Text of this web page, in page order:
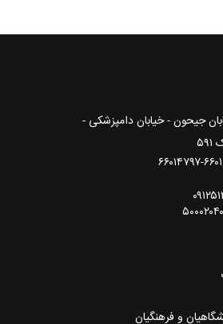
جیحون - خیابان دامپزشکی -
و فرهنگیان